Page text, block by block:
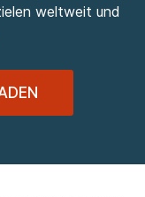
weltweit und